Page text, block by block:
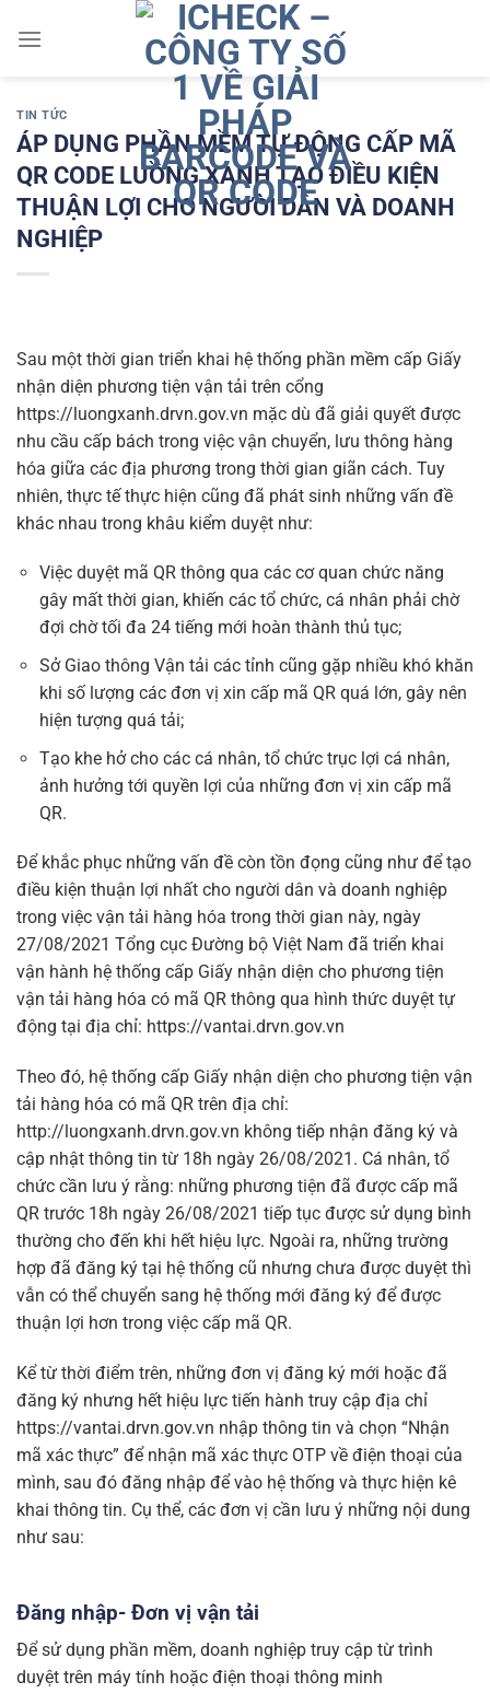
đến
TIN TỨC
ÁP DỤNG PHẦN MỀM TỰ ĐỘNG CẤP MÃ
QR CODE LUỒNG XANH TẠO ĐIỀU KIỆN
THUẬN LỢI CHO NGƯỜI DÂN VÀ DOANH
NGHIỆP
Sau một thời gian triển khai hệ thống phần mềm cấp Giấy
nhận diện phương tiện vận tải trên cổng
https://luongxanh.drvn.gov.vn mặc dù đã giải quyết được
nhu cầu cấp bách trong việc vận chuyển, lưu thông hàng
hóa giữa các địa phương trong thời gian giãn cách. Tuy
nhiên, thực tế thực hiện cũng đã phát sinh những vấn đề
khác nhau trong khâu kiểm duyệt như:
Việc duyệt mã QR thông qua các cơ quan chức năng
gây mất thời gian, khiến các tổ chức, cá nhân phải chờ
đợi chờ tối đa 24 tiếng mới hoàn thành thủ tục;
Sở Giao thông Vận tải các tỉnh cũng gặp nhiều khó khăn
khi số lượng các đơn vị xin cấp mã QR quá lớn, gây nên
hiện tượng quá tải;
Tạo khe hở cho các cá nhân, tổ chức trục lợi cá nhân,
ảnh hưởng tới quyền lợi của những đơn vị xin cấp mã
QR.
Để khắc phục những vấn đề còn tồn đọng cũng như để tạo
điều kiện thuận lợi nhất cho người dân và doanh nghiệp
trong việc vận tải hàng hóa trong thời gian này, ngày
27/08/2021 Tổng cục Đường bộ Việt Nam đã triển khai
vận hành hệ thống cấp Giấy nhận diện cho phương tiện
vận tải hàng hóa có mã QR thông qua hình thức duyệt tự
động tại địa chỉ: https://vantai.drvn.gov.vn
Theo đó, hệ thống cấp Giấy nhận diện cho phương tiện vận
tải hàng hóa có mã QR trên địa chỉ:
http://luongxanh.drvn.gov.vn không tiếp nhận đăng ký và
cập nhật thông tin từ 18h ngày 26/08/2021. Cá nhân, tổ
chức cần lưu ý rằng: những phương tiện đã được cấp mã
QR trước 18h ngày 26/08/2021 tiếp tục được sử dụng bình
thường cho đến khi hết hiệu lực. Ngoài ra, những trường
hợp đã đăng ký tại hệ thống cũ nhưng chưa được duyệt thì
vẫn có thể chuyển sang hệ thống mới đăng ký để được
thuận lợi hơn trong việc cấp mã QR.
Kể từ thời điểm trên, những đơn vị đăng ký mới hoặc đã
đăng ký nhưng hết hiệu lực tiến hành truy cập địa chỉ
https://vantai.drvn.gov.vn nhập thông tin và chọn “Nhận
mã xác thực” để nhận mã xác thực OTP về điện thoại của
mình, sau đó đăng nhập để vào hệ thống và thực hiện kê
khai thông tin. Cụ thể, các đơn vị cần lưu ý những nội dung
như sau:
Đăng nhập- Đơn vị vận tải
Để sử dụng phần mềm, doanh nghiệp truy cập từ trình
duyệt trên máy tính hoặc điện thoại thông minh